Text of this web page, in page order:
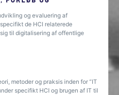
og evaluering af
de HCI relaterede
til digitalisering af offentlige
metoder og praksis inden for ”IT
specifikt HCI og brugen af IT til